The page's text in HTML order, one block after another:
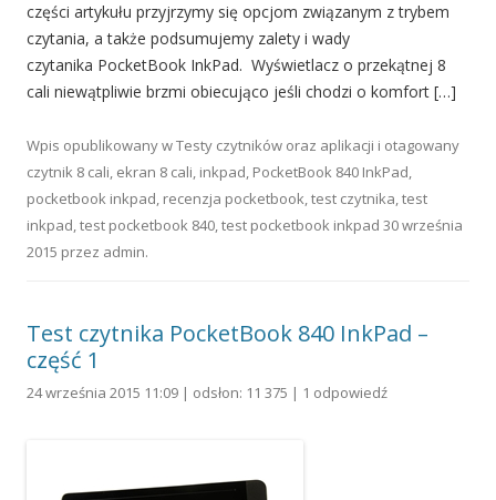
części artykułu przyjrzymy się opcjom związanym z trybem
czytania, a także podsumujemy zalety i wady
czytanika PocketBook InkPad. Wyświetlacz o przekątnej 8
cali niewątpliwie brzmi obiecująco jeśli chodzi o komfort […]
Wpis opublikowany wTesty czytników oraz aplikacji i otagowany
czytnik 8 cali, ekran 8 cali, inkpad, PocketBook 840 InkPad,
pocketbook inkpad, recenzja pocketbook,test czytnika,test
inkpad,test pocketbook 840,test pocketbook inkpad 30 września
2015 przez admin.
Test czytnika PocketBook 840 InkPad –
część 1
24 września 2015 11:09 | odsłon: 11 375 | 1 odpowiedź